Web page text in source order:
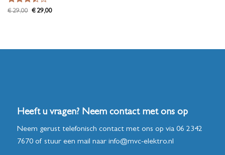
Waardering
€29,00 Oorspronkelijke
€29,00Huidige
Heeft u vragen? Neem contact met ons op
Neem gerust telefonisch contact met ons op via 06 2342
7670of stuur een mail naar info@mvc-elektro.nl